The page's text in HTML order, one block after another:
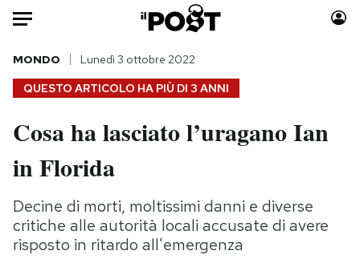
Auto
HOME
Italia
Politica
Tecnologia
Internet
Scienza
Moda
Storie/Idee
Ok Boomer!
Media
QUESTO ARTICOLO HA PIÙ DI 3 ANNI
MONDO Lunedì 3 ottobre 2022
Cosa ha lasciato l’uragano Ian
in Florida
Decine di morti, moltissimi danni e diverse
critiche alle autorità locali accusate di avere
risposto in ritardo all'emergenza